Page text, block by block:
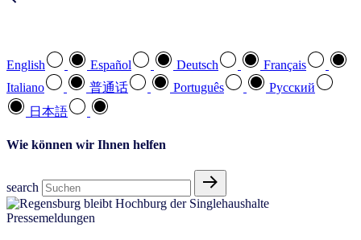
English Español Deutsch
Français
Italiano
普通话 Português
Pусский
日本語
Wie können wir Ihnen helfen
search
Pressemeldungen